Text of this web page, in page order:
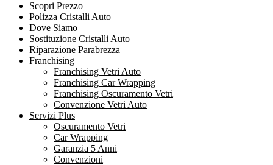
Scopri Prezzo
Polizza Cristalli Auto
Dove Siamo
Sostituzione Cristalli Auto
Riparazione Parabrezza
Franchising
Franchising Vetri Auto
Franchising Car Wrapping
Franchising Oscuramento Vetri
Convenzione Vetri Auto
Servizi Plus
Oscuramento Vetri
Car Wrapping
Garanzia 5 Anni
Convenzioni